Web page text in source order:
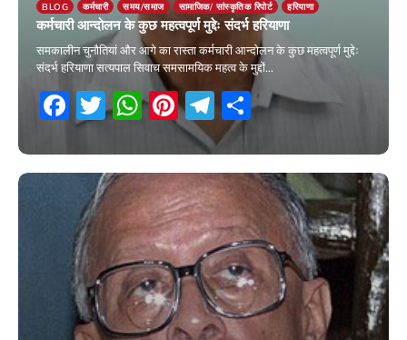
BLOG कर्मचारी समय/समाज सामाजिक/ सांस्कृतिक रिपोर्ट हरियाणा
कर्मचारी आन्दोलन के कुछ महत्वपूर्ण मुद्देः संदर्भ हरियाणा
समकालीन चुनौतियां और आगे का रास्ता कर्मचारी आन्दोलन के कुछ महत्वपूर्ण मुद्देः
संदर्भ हरियाणा सत्यपाल सिवाच समसामयिक महत्व के मुद्दों…
Facebook
Twitter
WhatsApp
Pinterest
Telegram
Share
28 January 2026